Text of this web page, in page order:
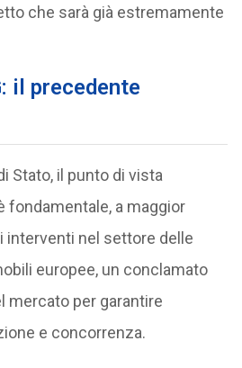
che sarà già estremamente
il precedente
Stato, il punto di vista
fondamentale, a maggior
interventi nel settore delle
europee, un conclamato
mercato per garantire
e concorrenza.